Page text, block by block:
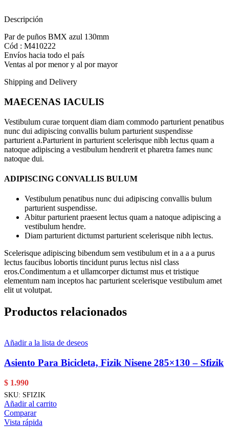
Descripción
Par de puños BMX azul 130mm
Cód : M410222
Envíos hacia todo el país
Ventas al por menor y al por mayor
Shipping and Delivery
MAECENAS IACULIS
Vestibulum curae torquent diam diam commodo parturient penatibus
nunc dui adipiscing convallis bulum parturient suspendisse
parturient a.Parturient in parturient scelerisque nibh lectus quam a
natoque adipiscing a vestibulum hendrerit et pharetra fames nunc
natoque dui.
ADIPISCING CONVALLIS BULUM
Vestibulum penatibus nunc dui adipiscing convallis bulum
parturient suspendisse.
Abitur parturient praesent lectus quam a natoque adipiscing a
vestibulum hendre.
Diam parturient dictumst parturient scelerisque nibh lectus.
Scelerisque adipiscing bibendum sem vestibulum et in a a a purus
lectus faucibus lobortis tincidunt purus lectus nisl class
eros.Condimentum a et ullamcorper dictumst mus et tristique
elementum nam inceptos hac parturient scelerisque vestibulum amet
elit ut volutpat.
Productos relacionados
Añadir a la lista de deseos
Asiento Para Bicicleta, Fizik Nisene 285×130 – Sfizik
$ 1.990
SKU: SFIZIK
Añadir al carrito
Comparar
Vista rápida